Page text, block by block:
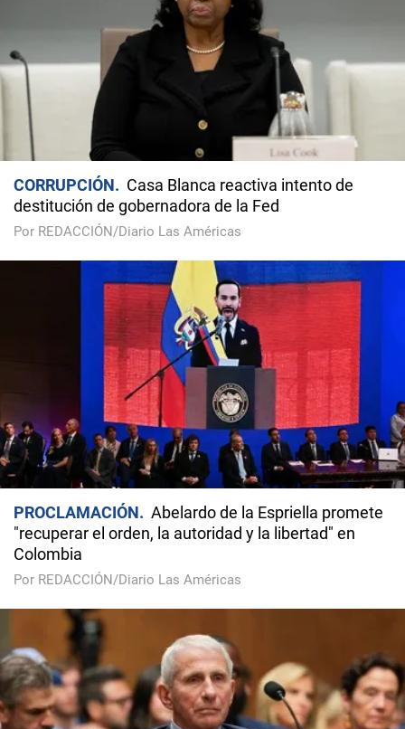
CORRUPCIÓN
Casa Blanca reactiva intento de
destitución de gobernadora de la Fed
Por REDACCIÓN/Diario Las Américas
PROCLAMACIÓN
Abelardo de la Espriella promete
"recuperar el orden, la autoridad y la libertad" en
Colombia
Por REDACCIÓN/Diario Las Américas